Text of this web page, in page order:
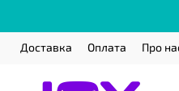
Доставка Оплата Про